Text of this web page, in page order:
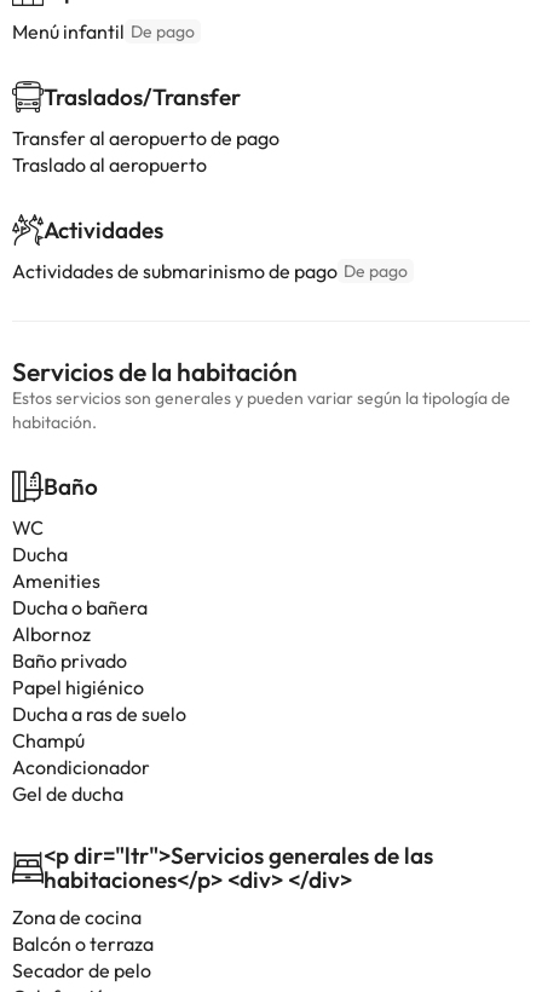
Menú infantil De pago
Traslados/Transfer
Transfer al aeropuerto de pago
Traslado al aeropuerto
Actividades
Actividades de submarinismo de pago De pago
Servicios de la habitación
Estos servicios son generales y pueden variar según la tipología de
habitación.
Baño
WC
Ducha
Amenities
Ducha o bañera
Albornoz
Baño privado
Papel higiénico
Ducha a ras de suelo
Champú
Acondicionador
Gel de ducha
<p dir="ltr">Servicios generales de las
habitaciones</p> <div> </div>
Zona de cocina
Balcón o terraza
Secador de pelo